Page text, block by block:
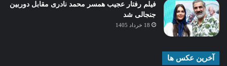
فیلم رفتار عجیب همسر محمد نادری مقابل دوربین
جنجالی شد
18 خرداد 1405
آخرین عکس ها